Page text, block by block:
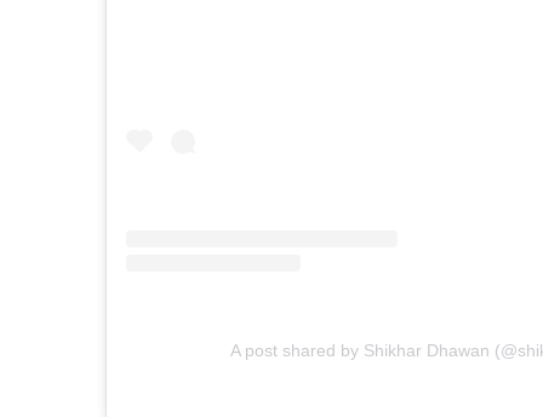
A post shared by Shikhar Dhawan